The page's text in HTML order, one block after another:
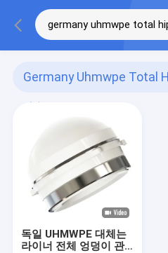
Germany Uhmwpe Total
독일 UHMWPE 대체는
라이너 전체 엉덩이 관